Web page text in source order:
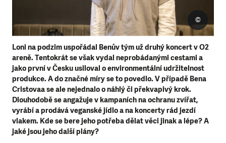
Loni na podzim uspořádal Benův tým už druhý koncert v O2
areně. Tentokrát se však vydal neprobádanými cestami a
jako první v Česku usiloval o environmentální udržitelnost
produkce. A do značné míry se to povedlo. V případě Bena
Cristovaa se ale nejednalo o náhlý či překvapivý krok.
Dlouhodobě se angažuje v kampaních na ochranu zvířat,
vyrábí a prodává veganské jídlo a na koncerty rád jezdí
vlakem. Kde se bere jeho potřeba dělat věci jinak a lépe? A
jaké jsou jeho další plány?
©